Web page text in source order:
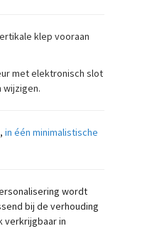
klep vooraan
met elektronisch slot
wijzigen.
in één minimalistische
wordt
bij de verhouding
verkrijgbaar in